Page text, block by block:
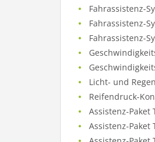
Fahrassistenz-
Fahrassistenz-
Fahrassistenz-
Licht- und
Reifendruck-
Assistenz-
Assistenz-